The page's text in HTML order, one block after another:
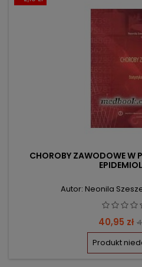
CHOROBY ZAWODOWE W
Autor: Neonila
Cena
40,95 zł
Produkt